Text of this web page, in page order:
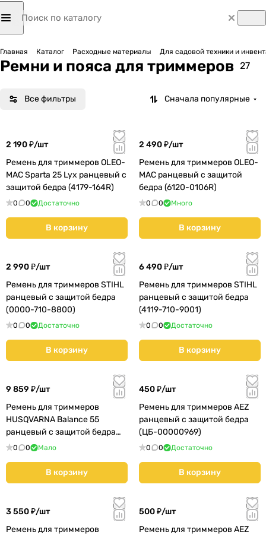
Главная Каталог Расходные материалы Для садовой техники и
Ремни и пояса для триммеров 27
Все фильтры Сначала популярные
2 190 ₽/шт
Ремень для триммеров OLEO-
MAC Sparta 25 Lyx ранцевый с
защитой бедра (4179-164R)
0 0 Достаточно
В корзину
2 490 ₽/шт
Ремень для триммеров OLEO-
MAC ранцевый с защитой
бедра (6120-0106R)
0 0 Много
В корзину
2 990 ₽/шт
Ремень для триммеров STIHL
ранцевый с защитой бедра
(0000-710-8800)
0 0 Достаточно
В корзину
6 490 ₽/шт
Ремень для триммеров STIHL
ранцевый с защитой бедра
(4119-710-9001)
0 0 Достаточно
В корзину
9 859 ₽/шт
Ремень для триммеров
HUSQVARNA Balance 55
ранцевый с защитой бедра
(5372757-01)
0 0 Мало
В корзину
450 ₽/шт
Ремень для триммеров AEZ
ранцевый с защитой бедра
(ЦБ-00000969)
0 0 Достаточно
В корзину
3 550 ₽/шт
Ремень для триммеров
500 ₽/шт
Ремень для триммеров AEZ